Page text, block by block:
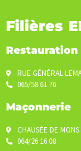
Filières
Restauration
RUE GÉNÉRAL
065/58 61 76
Maçonnerie
CHAUSÉE DE
064/26 16 08